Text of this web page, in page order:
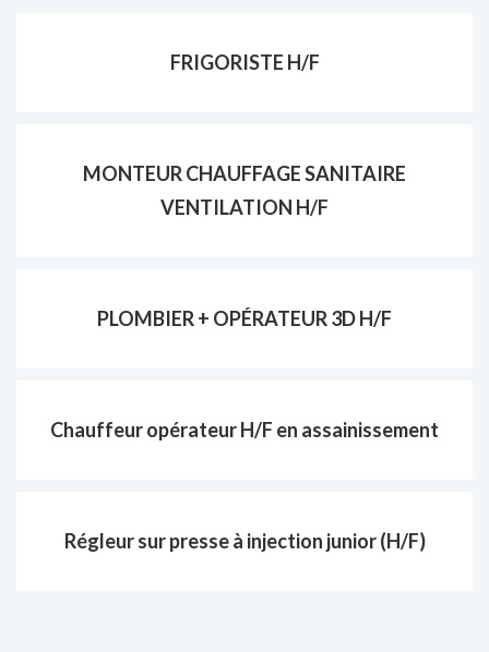
FRIGORISTE H/F
MONTEUR CHAUFFAGE SANITAIRE
VENTILATION H/F
PLOMBIER + OPÉRATEUR 3D H/F
Chauffeur opérateur H/F en assainissement
Régleur sur presse à injection junior (H/F)